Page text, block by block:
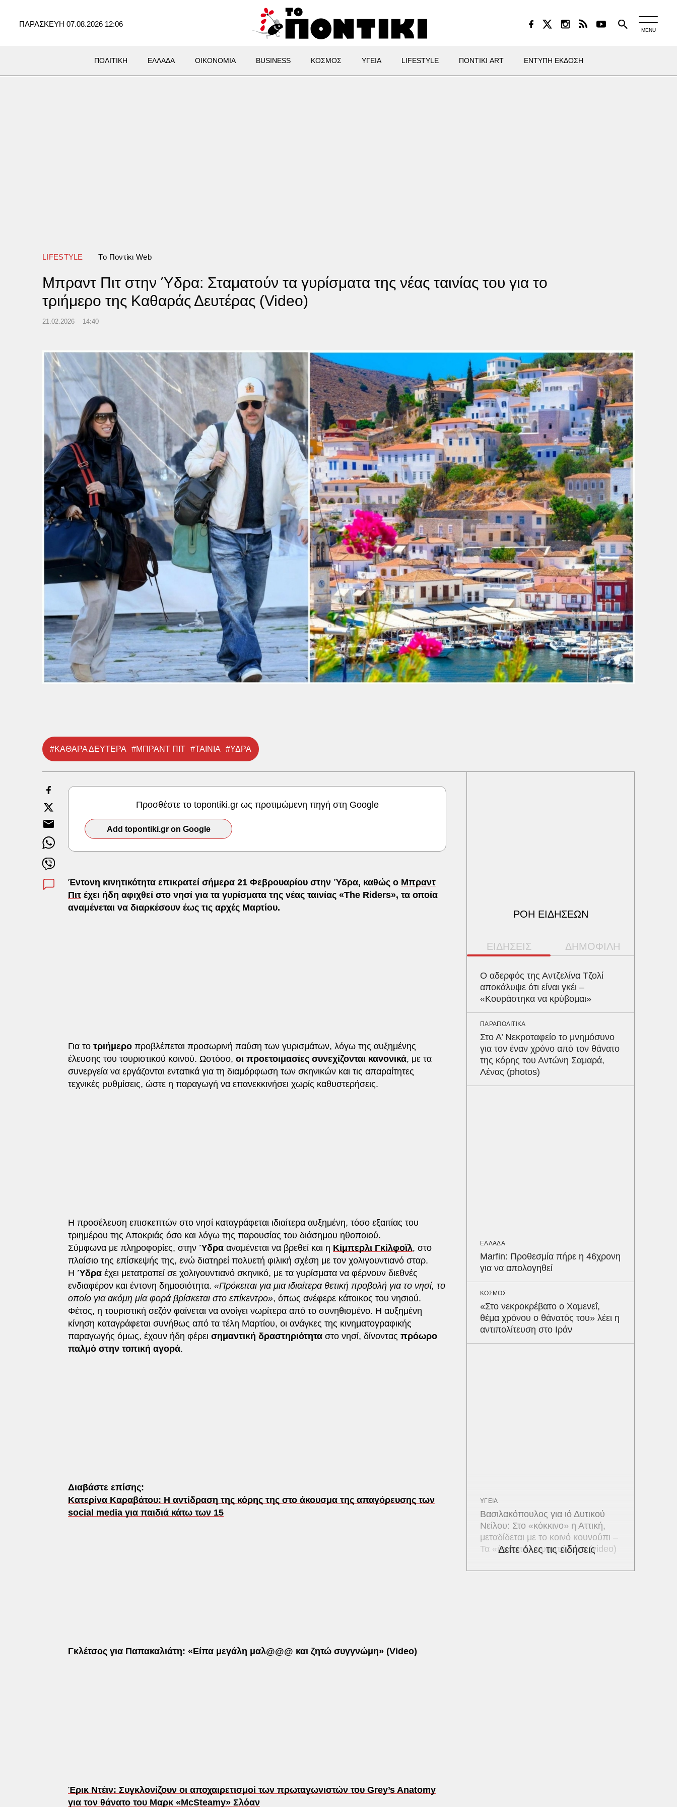
ΠΑΡΑΣΚΕΥΗ 07.08.2026 12:06
MENU
ΠΟΛΙΤΙΚΗ ΕΛΛΑΔΑ ΟΙΚΟΝΟΜΙΑ BUSINESS ΚΟΣΜΟΣ ΥΓΕΙΑ LIFESTYLE ΠΟΝΤΙΚΙ ART ΕΝΤΥΠΗ ΕΚΔΟΣΗ
LIFESTYLE Tο Ποντίκι Web
Μπραντ Πιτ στην Ύδρα: Σταματούν τα γυρίσματα της νέας ταινίας του για το
τριήμερο της Καθαράς Δευτέρας (Video)
21.02.2026 14:40
#ΚΑΘΑΡΑ ΔΕΥΤΕΡΑ #ΜΠΡΑΝΤ ΠΙΤ #ΤΑΙΝΙΑ #ΥΔΡΑ
Προσθέστε το topontiki.gr ως προτιμώμενη πηγή στη Google
Add topontiki.gr on Google
Έντονη κινητικότητα επικρατεί σήμερα 21 Φεβρουαρίου στην Ύδρα, καθώς ο Μπραντ
Πιτ έχει ήδη αφιχθεί στο νησί για τα γυρίσματα της νέας ταινίας «The Riders», τα οποία
αναμένεται να διαρκέσουν έως τις αρχές Μαρτίου.
Για το τριήμερο προβλέπεται προσωρινή παύση των γυρισμάτων, λόγω της αυξημένης
έλευσης του τουριστικού κοινού. Ωστόσο, οι προετοιμασίες συνεχίζονται κανονικά, με τα
συνεργεία να εργάζονται εντατικά για τη διαμόρφωση των σκηνικών και τις απαραίτητες
τεχνικές ρυθμίσεις, ώστε η παραγωγή να επανεκκινήσει χωρίς καθυστερήσεις.
Η προσέλευση επισκεπτών στο νησί καταγράφεται ιδιαίτερα αυξημένη, τόσο εξαιτίας του
τριημέρου της Αποκριάς όσο και λόγω της παρουσίας του διάσημου ηθοποιού.
Σύμφωνα με πληροφορίες, στην Ύδρα αναμένεται να βρεθεί και η Κίμπερλι Γκίλφοϊλ, στο
πλαίσιο της επίσκεψής της, ενώ διατηρεί πολυετή φιλική σχέση με τον χολιγουντιανό σταρ.
Η Ύδρα έχει μετατραπεί σε χολιγουντιανό σκηνικό, με τα γυρίσματα να φέρνουν διεθνές
ενδιαφέρον και έντονη δημοσιότητα. «Πρόκειται για μια ιδιαίτερα θετική προβολή για το νησί, το
οποίο για ακόμη μία φορά βρίσκεται στο επίκεντρο», όπως ανέφερε κάτοικος του νησιού.
Φέτος, η τουριστική σεζόν φαίνεται να ανοίγει νωρίτερα από το συνηθισμένο. Η αυξημένη
κίνηση καταγράφεται συνήθως από τα τέλη Μαρτίου, οι ανάγκες της κινηματογραφικής
παραγωγής όμως, έχουν ήδη φέρει σημαντική δραστηριότητα στο νησί, δίνοντας πρόωρο
παλμό στην τοπική αγορά.
Διαβάστε επίσης:
Κατερίνα Καραβάτου: Η αντίδραση της κόρης της στο άκουσμα της απαγόρευσης των
social media για παιδιά κάτω των 15
Γκλέτσος για Παπακαλιάτη: «Είπα μεγάλη μαλ@@@ και ζητώ συγγνώμη» (Video)
Έρικ Ντέιν: Συγκλονίζουν οι αποχαιρετισμοί των πρωταγωνιστών του Grey’s Anatomy
για τον θάνατο του Μαρκ «McSteamy» Σλόαν
ΡΟΗ ΕΙΔΗΣΕΩΝ
ΕΙΔΗΣΕΙΣ ΔΗΜΟΦΙΛΗ
Ο αδερφός της Αντζελίνα Τζολί
αποκάλυψε ότι είναι γκέι –
«Κουράστηκα να κρύβομαι»
ΠΑΡΑΠΟΛΙΤΙΚΑ
Στο Α’ Νεκροταφείο το μνημόσυνο
για τον έναν χρόνο από τον θάνατο
της κόρης του Αντώνη Σαμαρά,
Λένας (photos)
ΕΛΛΑΔΑ
Marfin: Προθεσμία πήρε η 46χρονη
για να απολογηθεί
ΚΟΣΜΟΣ
«Στο νεκροκρέβατο ο Χαμενεΐ,
θέμα χρόνου ο θάνατός του» λέει η
αντιπολίτευση στο Ιράν
ΥΓΕΙΑ
Βασιλακόπουλος για ιό Δυτικού
Νείλου: Στο «κόκκινο» η Αττική,
μεταδίδεται με το κοινό κουνούπι –
Τα «ύποπτα» συμπτώματα (video)
Δείτε όλες τις ειδήσεις